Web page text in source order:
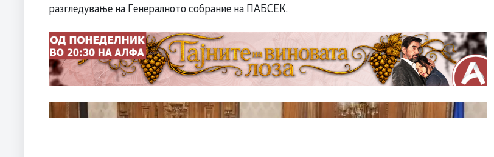
разгледување на Генералното собрание на ПАБСЕК.